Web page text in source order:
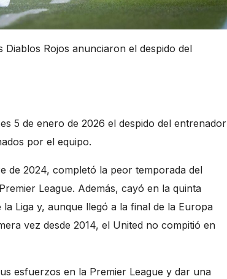
Rojos anunciaron el despido del
5 de enero de 2026 el despido del entrenador
por el equipo.
de 2024, completó la peor temporada del
League. Además, cayó en la quinta
Liga y, aunque llegó a la final de la Europa
vez desde 2014, el United no compitió en
esfuerzos en la Premier League y dar una